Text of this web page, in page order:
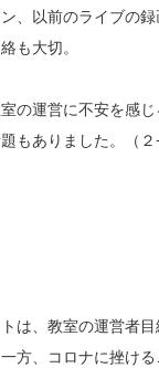
、以前のライブの
も大切。
の運営に不安を感
もありました。（２
は、教室の運営者
方、コロナに挫け